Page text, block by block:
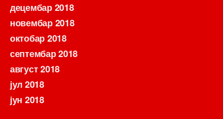
децембар 2018
новембар 2018
октобар 2018
септембар 2018
август 2018
јул 2018
јун 2018